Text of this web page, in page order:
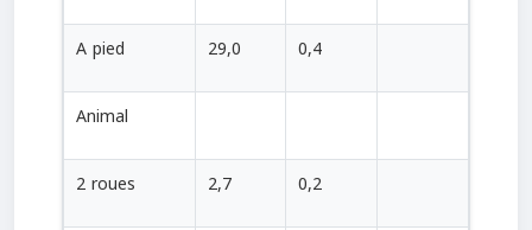
A pied 29,0 0,4
Animal
2 roues 2,7 0,2